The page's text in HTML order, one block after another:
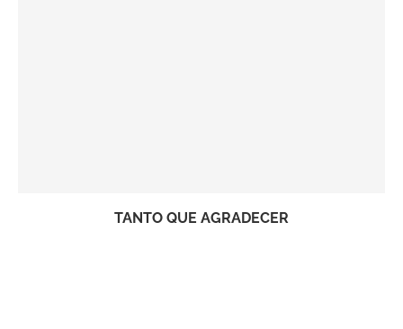
TANTO QUE AGRADECER